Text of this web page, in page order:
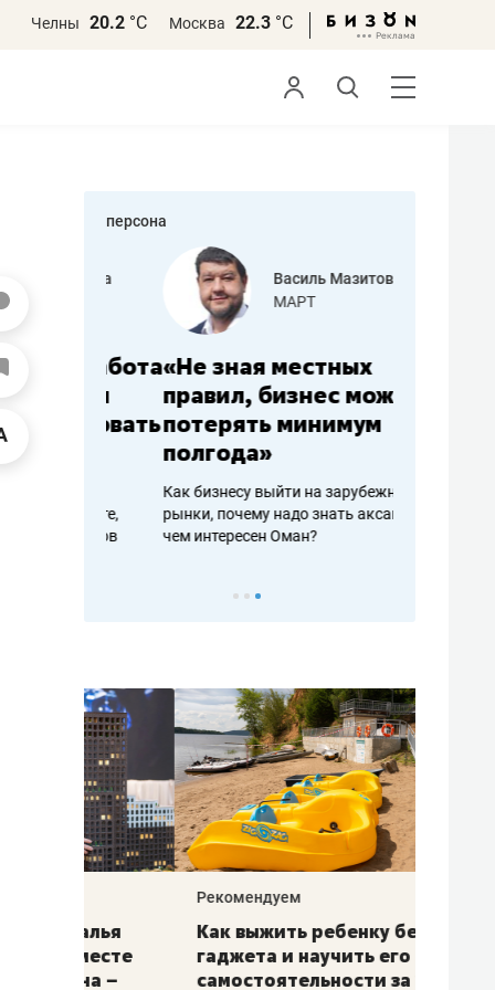
Челны 20.2 °С Москва 22.3 °С
персона
работа
Василь Мазитов
МАРТ
«Не зная местных
правил, бизнес может
потерять минимум
полгода»
Как бизнесу выйти на зарубежные
рынки, почему надо знать аксакалов и
чем интересен Оман?
–
Рекомендуем
Как выжить ребенку без
гаджета и научить его
самостоятельности за 18